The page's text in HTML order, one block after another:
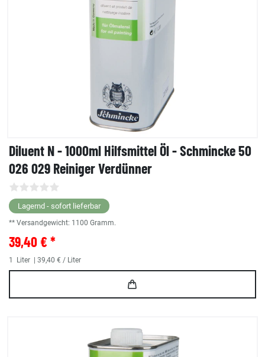
Diluent N - 1000ml Hilfsmittel Öl - Schmincke 50
026 029 Reiniger Verdünner
Lagernd - sofort lieferbar
** Versandgewicht: 1100 Gramm.
39,40 € *
1 Liter | 39,40 € / Liter